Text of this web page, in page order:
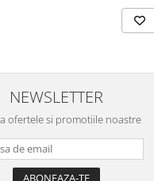
NEWSLETTER
ofertele si promotiile noastre